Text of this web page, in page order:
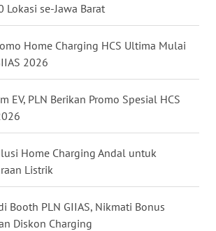
Lokasi se-Jawa Barat
Home Charging HCS Ultima Mulai
2026
EV, PLN Berikan Promo Spesial HCS
Home Charging Andal untuk
Listrik
Booth PLN GIIAS, Nikmati Bonus
Diskon Charging